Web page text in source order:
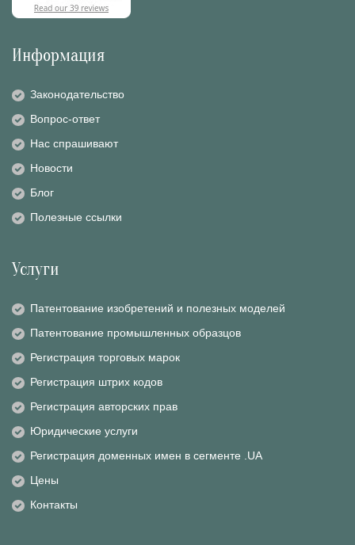
Информация
Законодательство
Вопрос-ответ
Нас спрашивают
Новости
Блог
Полезные ссылки
Услуги
Патентование изобретений и полезных моделей
Патентование промышленных образцов
Регистрация торговых марок
Регистрация штрих кодов
Регистрация авторских прав
Юридические услуги
Регистрация доменных имен в сегменте .UA
Цены
Контакты